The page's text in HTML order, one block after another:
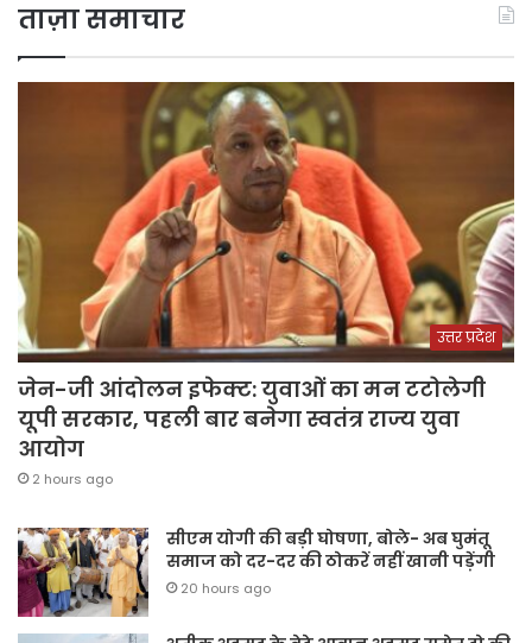
ताज़ा समाचार
उत्तर प्रदेश
जेन-जी आंदोलन इफेक्ट: युवाओं का मन टटोलेगी
यूपी सरकार, पहली बार बनेगा स्वतंत्र राज्य युवा
आयोग
2 hours ago
सीएम योगी की बड़ी घोषणा, बोले- अब घुमंतू
समाज को दर-दर की ठोकरें नहीं खानी पड़ेंगी
20 hours ago